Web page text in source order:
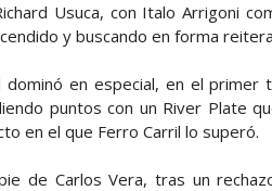
Usuca, con Italo Arrigoni
y buscando en forma
en especial, en el primer
puntos con un River Plate
en el que Ferro Carril lo superó.
de Carlos Vera, tras un